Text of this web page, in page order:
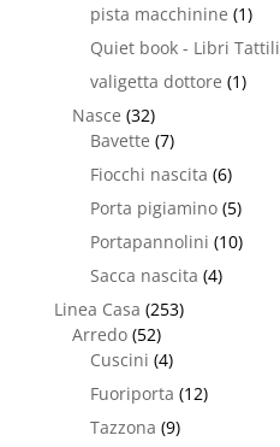
pista macchinine (1)
Quiet book - Libri Tattili
valigetta dottore (1)
Nasce (32)
Bavette (7)
Fiocchi nascita (6)
Porta pigiamino (5)
Portapannolini (10)
Sacca nascita (4)
Linea Casa (253)
Arredo (52)
Cuscini (4)
Fuoriporta (12)
Tazzona (9)